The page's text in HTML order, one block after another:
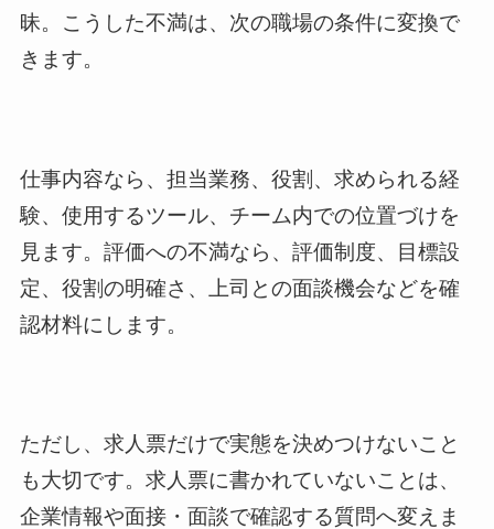
昧。こうした不満は、次の職場の条件に変換で
きます。
仕事内容なら、担当業務、役割、求められる経
験、使用するツール、チーム内での位置づけを
見ます。評価への不満なら、評価制度、目標設
定、役割の明確さ、上司との面談機会などを確
認材料にします。
ただし、求人票だけで実態を決めつけないこと
も大切です。求人票に書かれていないことは、
企業情報や面接・面談で確認する質問へ変えま